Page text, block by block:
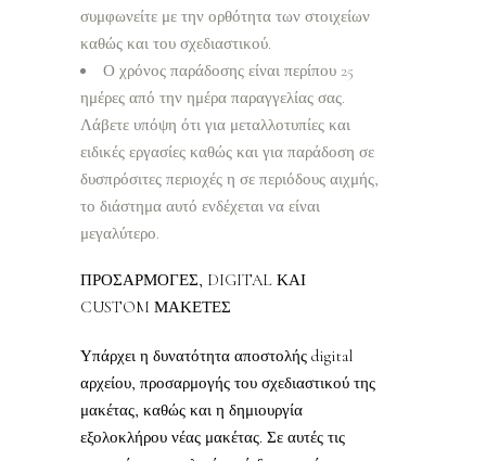
συμφωνείτε με την ορθότητα των στοιχείων
καθώς και του σχεδιαστικού.
Ο χρόνος παράδοσης είναι περίπου 25
ημέρες από την ημέρα παραγγελίας σας.
Λάβετε υπόψη ότι για μεταλλοτυπίες και
ειδικές εργασίες καθώς και για παράδοση σε
δυσπρόσιτες περιοχές η σε περιόδους αιχμής,
το διάστημα αυτό ενδέχεται να είναι
μεγαλύτερο.
ΠΡΟΣΑΡΜΟΓΕΣ, DIGITAL ΚΑΙ
CUSTOM ΜΑΚΕΤΕΣ
Υπάρχει η δυνατότητα αποστολής digital
αρχείου, προσαρμογής του σχεδιαστικού της
μακέτας, καθώς και η δημιουργία
εξολοκλήρου νέας μακέτας. Σε αυτές τις